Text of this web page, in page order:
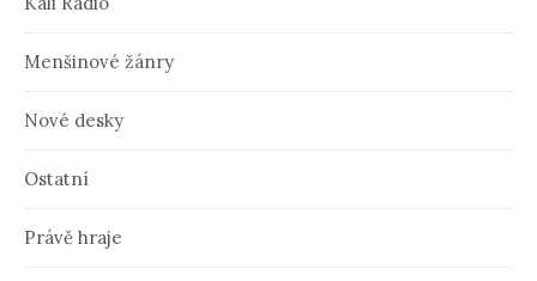
Menšinové žánry
Nové desky
Ostatní
Právě hraje